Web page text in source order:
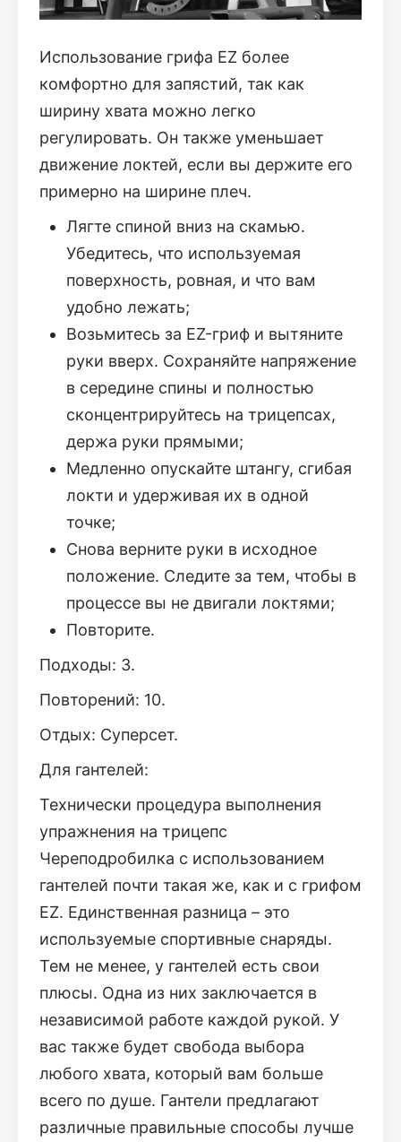
Использование грифа EZ более
комфортно для запястий, так как
ширину хвата можно легко
регулировать. Он также уменьшает
движение локтей, если вы держите его
примерно на ширине плеч.
Лягте спиной вниз на скамью.
Убедитесь, что используемая
поверхность, ровная, и что вам
удобно лежать;
Возьмитесь за EZ-гриф и вытяните
руки вверх. Сохраняйте напряжение
в середине спины и полностью
сконцентрируйтесь на трицепсах,
держа руки прямыми;
Медленно опускайте штангу, сгибая
локти и удерживая их в одной
точке;
Снова верните руки в исходное
положение. Следите за тем, чтобы в
процессе вы не двигали локтями;
Повторите.
Подходы: 3.
Повторений: 10.
Отдых: Суперсет.
Для гантелей:
Технически процедура выполнения
упражнения на трицепс
Череподробилка с использованием
гантелей почти такая же, как и с грифом
EZ. Единственная разница – это
используемые спортивные снаряды.
Тем не менее, у гантелей есть свои
плюсы. Одна из них заключается в
независимой работе каждой рукой. У
вас также будет свобода выбора
любого хвата, который вам больше
всего по душе. Гантели предлагают
различные правильные способы лучше